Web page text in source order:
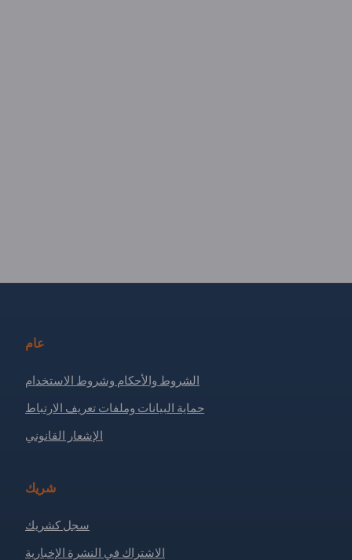
عام
الشروط والأحكام وشروط الاستخدام
حماية البيانات وملفات تعريف الارتباط
الإشعار القانوني
شريك
سجل كشريك
الاشتراك في النشرة الإخبارية